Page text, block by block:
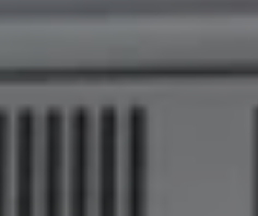
Rückblick VW
75 Jahre Bulli Jubiläum
Bulli Magazin